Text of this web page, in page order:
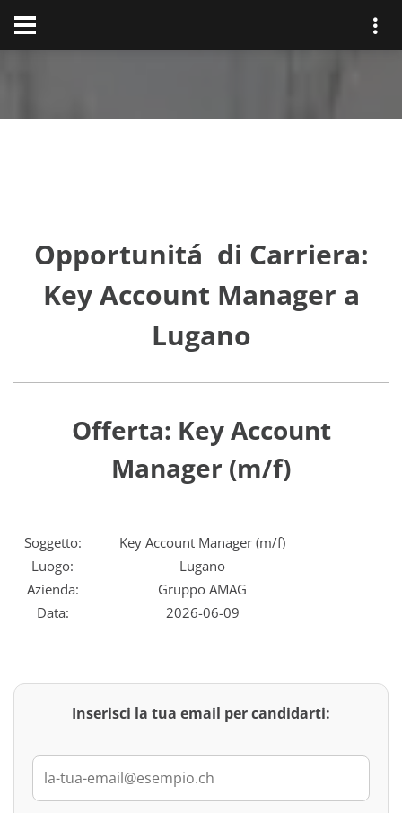
Opportunitá di Carriera:
Key Account Manager a
Lugano
Offerta: Key Account
Manager (m/f)
Soggetto:
Key Account Manager (m/f)
Luogo:
Lugano
Azienda:
Gruppo AMAG
Data:
2026-06-09
Inserisci la tua email per candidarti: